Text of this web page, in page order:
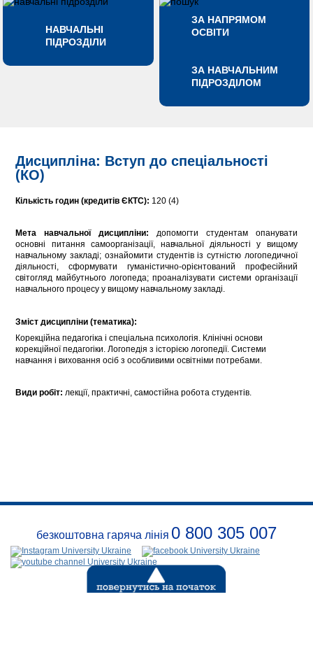
НАВЧАЛЬНІ
ПІДРОЗДІЛИ
ЗА НАПРЯМОМ
ОСВІТИ
ЗА НАВЧАЛЬНИМ
ПІДРОЗДІЛОМ
Дисципліна: Вступ до спеціальності
(КО)
Кількість годин (кредитів ЄКТС): 120 (4)
Мета навчальної дисципліни: допомогти студентам опанувати
основні питання самоорганізації, навчальної діяльності у вищому
навчальному закладі; ознайомити студентів із сутністю логопедичної
діяльності, сформувати гуманістично-орієнтований професійний
світогляд майбутнього логопеда; проаналізувати системи організації
навчального процесу у вищому навчальному закладі.
Зміст дисципліни (тематика):
Корекційна педагогіка і спеціальна психологія. Клінічні основи
корекційної педагогіки. Логопедія з історією логопедії. Системи
навчання і виховання осіб з особливими освітніми потребами.
Види робіт: лекції, практичні, самостійна робота студентів.
безкоштовна гаряча лінія 0 800 305 007
Про
заклад